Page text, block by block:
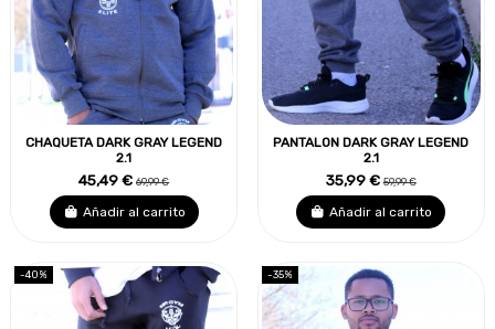
CHAQUETA DARK GRAY LEGEND
2.1
45,49 €69,99 €
Añadir al carrito
PANTALON DARK GRAY LEGEND
2.1
35,99 €59,99 €
Añadir al carrito
-40% -35%